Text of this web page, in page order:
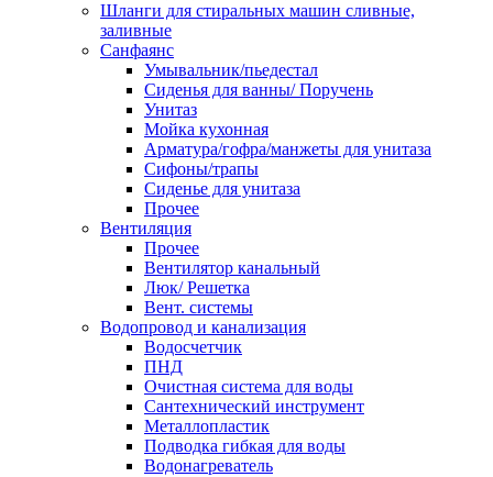
Шланги для стиральных машин сливные,
заливные
Санфаянс
Умывальник/пьедестал
Сиденья для ванны/ Поручень
Унитаз
Мойка кухонная
Арматура/гофра/манжеты для унитаза
Сифоны/трапы
Сиденье для унитаза
Прочее
Вентиляция
Прочее
Вентилятор канальный
Люк/ Решетка
Вент. системы
Водопровод и канализация
Водосчетчик
ПНД
Очистная система для воды
Сантехнический инструмент
Металлопластик
Подводка гибкая для воды
Водонагреватель